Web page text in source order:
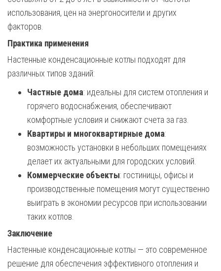
использования, цен на энергоносители и других
факторов.
Практика применения
Настенные конденсационные котлы подходят для
различных типов зданий:
Частные дома: идеальны для систем отопления и
горячего водоснабжения, обеспечивают
комфортные условия и снижают счета за газ.
Квартиры и многоквартирные дома:
возможность установки в небольших помещениях
делает их актуальными для городских условий.
Коммерческие объекты: гостиницы, офисы и
производственные помещения могут существенно
выиграть в экономии ресурсов при использовании
таких котлов.
Заключение
Настенные конденсационные котлы — это современное
решение для обеспечения эффективного отопления и